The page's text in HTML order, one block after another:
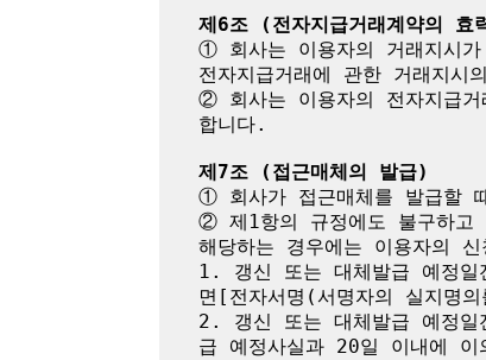
제6조 (전자지급거래계약의 효
① 회사는 이용자의 거래지시
전자지급거래에 관한 거래지시
② 회사는 이용자의 전자지급거
합니다.
제7조 (접근매체의 발급)
① 회사가 접근매체를 발급할
② 제1항의 규정에도 불구하고
해당하는 경우에는 이용자의
1. 갱신 또는 대체발급 예정일
면[전자서명(서명자의 실지명
2. 갱신 또는 대체발급 예정일
급 예정사실과 20일 이내에